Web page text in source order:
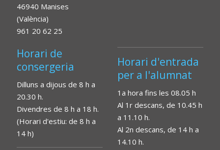
46940 Manises
(València)
961 20 62 25
Horari de
consergeria
Dilluns a dijous de 8 h a
20.30 h.
Divendres de 8 h a 18 h.
(Horari d'estiu: de 8 h a
14 h)
Horari d'entrada
per a l'alumnat
1a hora fins les 08.05 h
Al 1r descans, de 10.45 h
a 11.10 h.
Al 2n descans, de 14 h a
14.10 h.